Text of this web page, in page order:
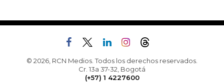
© 2026, RCN Medios. Todos los derechos reservados.
Cr. 13a 37-32, Bogotá
(+57) 1 4227600